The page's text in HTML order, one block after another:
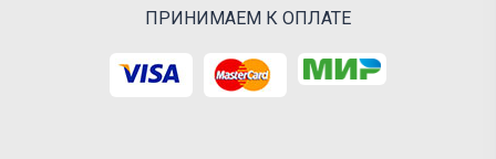
ПРИНИМАЕМ К ОПЛАТЕ